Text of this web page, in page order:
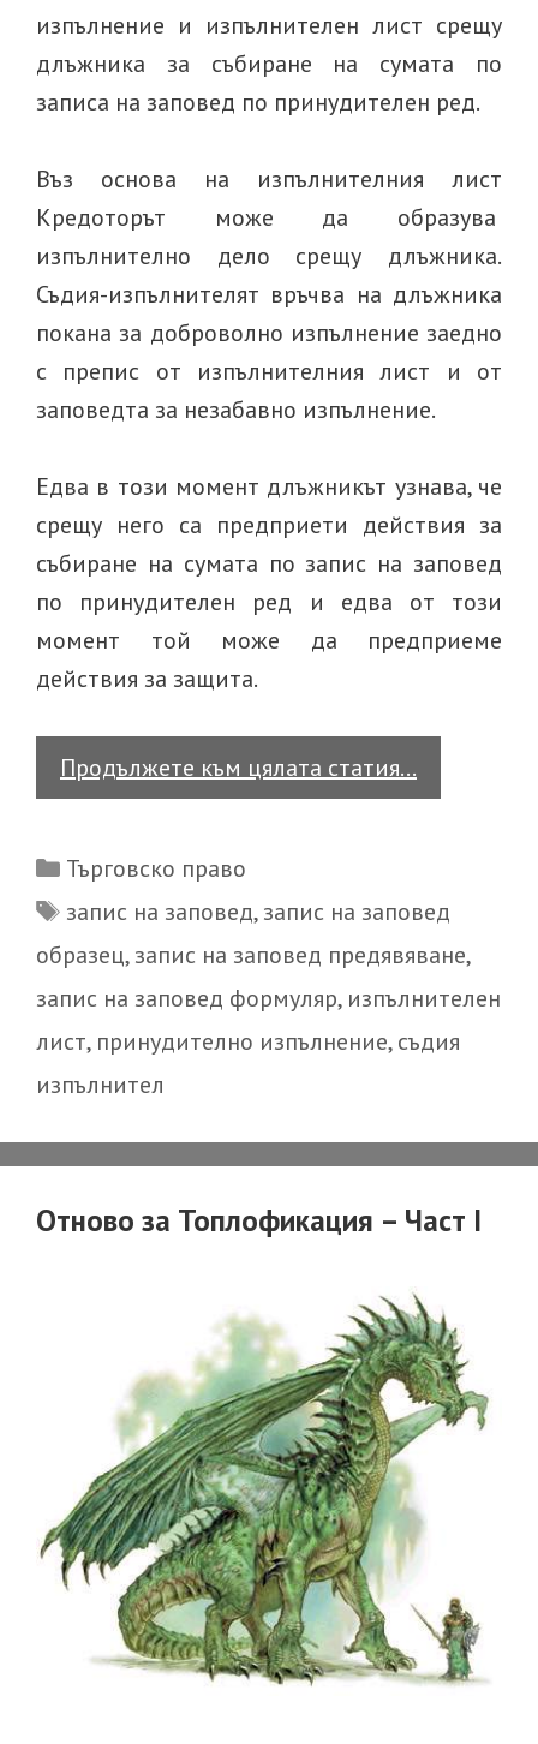
изпълнение и изпълнителен лист срещу
длъжника за събиране на сумата по
записа на заповед по принудителен ред.
Въз основа на изпълнителния лист
Крeдоторът може да образува
изпълнително дело срещу длъжника.
Съдия-изпълнителят връчва на длъжника
покана за доброволно изпълнение заедно
с препис от изпълнителния лист и от
заповедта за незабавно изпълнение.
Едва в този момент длъжникът узнава, че
срещу него са предприети действия за
събиране на сумата по запис на заповед
по принудителен ред и едва от този
момент той може да предприеме
действия за защита.
Продължете към цялата статия…
за
суми
по
запис
на
Categories
Търговско право
Tags
запис на заповед,запис на заповед
образец,запис на заповед предявяване,
запис на заповед формуляр, изпълнителен
лист, принудително изпълнение,съдия
изпълнител
Отново за Топлофикация – Част I